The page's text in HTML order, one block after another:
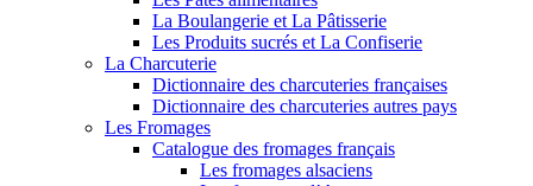
La Boulangerie et La Pâtisserie
Les Produits sucrés et La Confiserie
La Charcuterie
Dictionnaire des charcuteries françaises
Dictionnaire des charcuteries autres pays
Les Fromages
Catalogue des fromages français
Les fromages alsaciens